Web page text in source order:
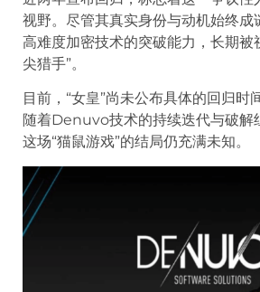
视野。尽管其真实身份与动机始终成
高难度加密技术的突破能力，长期被
尖猎手”。
目前，“女皇”尚未公布具体的回归时
随着Denuvo技术的持续迭代与破解
这场“猫鼠游戏”的结局仍充满未知。